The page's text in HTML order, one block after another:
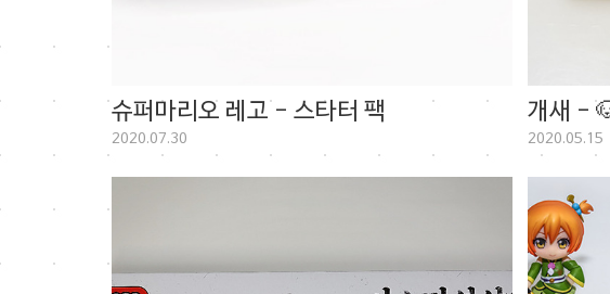
슈퍼마리오 레고 - 스타터 팩
2020.07.30
개새 -
2020.05.15